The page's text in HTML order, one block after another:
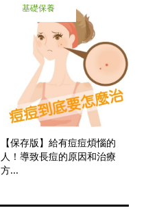
基礎保養
【保存版】給有痘痘煩惱的
人！導致長痘的原因和治療
方...